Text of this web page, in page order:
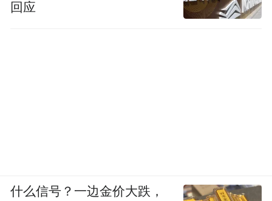
回应
什么信号？一边金价大跌，